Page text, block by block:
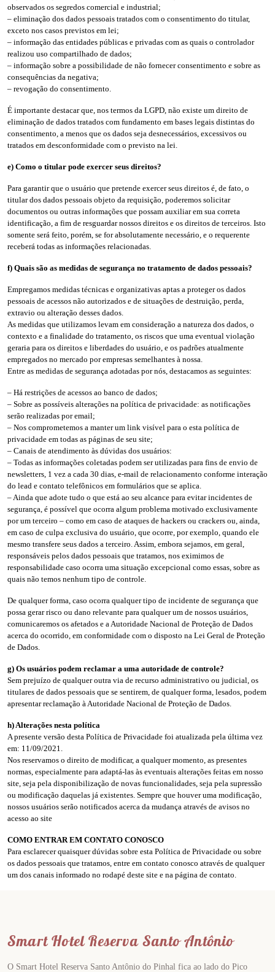
observados os segredos comercial e industrial;
– eliminação dos dados pessoais tratados com o consentimento do titular,
exceto nos casos previstos em lei;
– informação das entidades públicas e privadas com as quais o controlador
realizou uso compartilhado de dados;
– informação sobre a possibilidade de não fornecer consentimento e sobre as
consequências da negativa;
– revogação do consentimento.
É importante destacar que, nos termos da LGPD, não existe um direito de
eliminação de dados tratados com fundamento em bases legais distintas do
consentimento, a menos que os dados seja desnecessários, excessivos ou
tratados em desconformidade com o previsto na lei.
e) Como o titular pode exercer seus direitos?
Para garantir que o usuário que pretende exercer seus direitos é, de fato, o
titular dos dados pessoais objeto da requisição, poderemos solicitar
documentos ou outras informações que possam auxiliar em sua correta
identificação, a fim de resguardar nossos direitos e os direitos de terceiros. Isto
somente será feito, porém, se for absolutamente necessário, e o requerente
receberá todas as informações relacionadas.
f) Quais são as medidas de segurança no tratamento de dados pessoais?
Empregamos medidas técnicas e organizativas aptas a proteger os dados
pessoais de acessos não autorizados e de situações de destruição, perda,
extravio ou alteração desses dados.
As medidas que utilizamos levam em consideração a natureza dos dados, o
contexto e a finalidade do tratamento, os riscos que uma eventual violação
geraria para os direitos e liberdades do usuário, e os padrões atualmente
empregados no mercado por empresas semelhantes à nossa.
Entre as medidas de segurança adotadas por nós, destacamos as seguintes:
– Há restrições de acessos ao banco de dados;
– Sobre as possíveis alterações na política de privacidade: as notificações
serão realizadas por email;
– Nos comprometemos a manter um link visível para o esta política de
privacidade em todas as páginas de seu site;
– Canais de atendimento às dúvidas dos usuários:
– Todas as informações coletadas podem ser utilizadas para fins de envio de
newsletters, 1 vez a cada 30 dias, e-mail de relacionamento conforme interação
do lead e contato telefônicos em formulários que se aplica.
– Ainda que adote tudo o que está ao seu alcance para evitar incidentes de
segurança, é possível que ocorra algum problema motivado exclusivamente
por um terceiro – como em caso de ataques de hackers ou crackers ou, ainda,
em caso de culpa exclusiva do usuário, que ocorre, por exemplo, quando ele
mesmo transfere seus dados a terceiro. Assim, embora sejamos, em geral,
responsáveis pelos dados pessoais que tratamos, nos eximimos de
responsabilidade caso ocorra uma situação excepcional como essas, sobre as
quais não temos nenhum tipo de controle.
De qualquer forma, caso ocorra qualquer tipo de incidente de segurança que
possa gerar risco ou dano relevante para qualquer um de nossos usuários,
comunicaremos os afetados e a Autoridade Nacional de Proteção de Dados
acerca do ocorrido, em conformidade com o disposto na Lei Geral de Proteção
de Dados.
g) Os usuários podem reclamar a uma autoridade de controle?
Sem prejuízo de qualquer outra via de recurso administrativo ou judicial, os
titulares de dados pessoais que se sentirem, de qualquer forma, lesados, podem
apresentar reclamação à Autoridade Nacional de Proteção de Dados.
h) Alterações nesta política
A presente versão desta Política de Privacidade foi atualizada pela última vez
em: 11/09/2021.
Nos reservamos o direito de modificar, a qualquer momento, as presentes
normas, especialmente para adaptá-las às eventuais alterações feitas em nosso
site, seja pela disponibilização de novas funcionalidades, seja pela supressão
ou modificação daquelas já existentes. Sempre que houver uma modificação,
nossos usuários serão notificados acerca da mudança através de avisos no
acesso ao site
COMO ENTRAR EM CONTATO CONOSCO
Para esclarecer quaisquer dúvidas sobre esta Política de Privacidade ou sobre
os dados pessoais que tratamos, entre em contato conosco através de qualquer
um dos canais informado no rodapé deste site e na página de contato.
Smart Hotel Reserva Santo Antônio
O Smart Hotel Reserva Santo Antônio do Pinhal fica ao lado do Pico